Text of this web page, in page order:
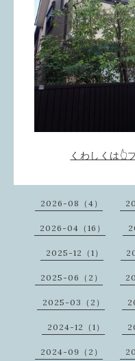
くわしくは👆
2026-08（4）
2026-04（16）
2025-12（1）
2025-06（2）
2025-03（2）
2024-12（1）
2024-09（2）